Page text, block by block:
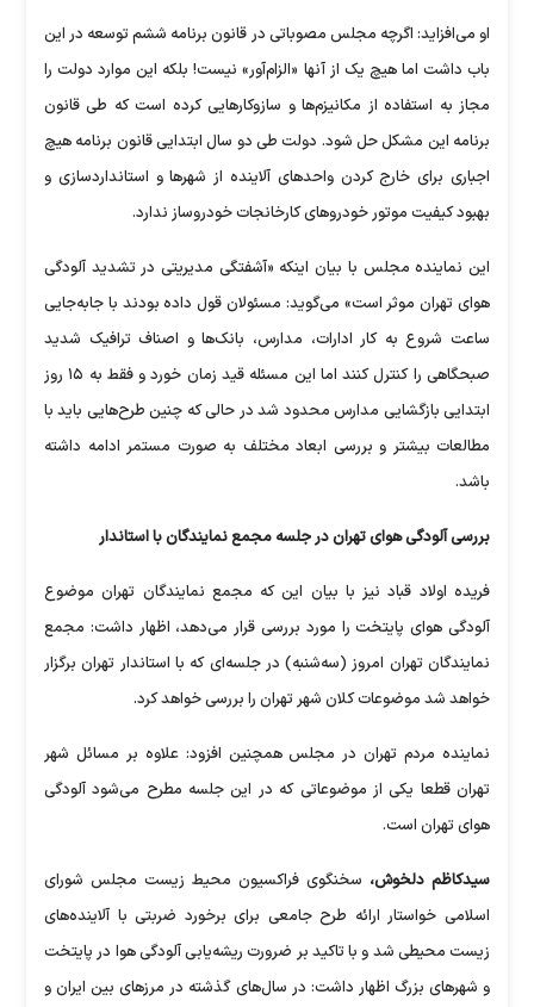
او می‌افزاید: اگرچه مجلس مصوباتی در قانون برنامه ششم توسعه در این
باب داشت اما هیچ یک از آنها «الزام‌آور» نیست! بلکه این موارد دولت را
مجاز به استفاده از مکانیزم‌ها و سازوکارهایی کرده است که طی قانون
برنامه این مشکل حل شود. دولت طی دو سال ابتدایی قانون برنامه هیچ
اجباری برای خارج کردن واحدهای آلاینده از شهرها و استانداردسازی و
بهبود کیفیت موتور خودروهای کارخانجات خودروساز ندارد.
این نماینده مجلس با بیان اینکه «آشفتگی مدیریتی در تشدید آلودگی
هوای تهران موثر است» می‌گوید:‌ مسئولان قول داده بودند با جابه‌جایی
ساعت شروع به کار ادارات، مدارس، بانک‌ها و اصناف ترافیک شدید
صبحگاهی را کنترل کنند اما این مسئله قید زمان خورد و فقط به ۱۵ روز
ابتدایی بازگشایی مدارس محدود شد در حالی که چنین طرح‌هایی باید با
مطالعات بیشتر و بررسی ابعاد مختلف به صورت مستمر ادامه داشته
باشد.
بررسی آلودگی هوای تهران در جلسه مجمع نمایندگان با استاندار
فریده اولاد قباد نیز با بیان این که مجمع نمایندگان تهران موضوع
آلودگی هوای پایتخت را مورد بررسی قرار می‌دهد، اظهار داشت: مجمع
نمایندگان تهران امروز (سه‌شنبه) در جلسه‌ای که با استاندار تهران برگزار
خواهد شد موضوعات کلان شهر تهران را بررسی خواهد کرد.
نماینده مردم تهران در مجلس همچنین افزود: علاوه بر مسائل شهر
تهران قطعا یکی از موضوعاتی که در این جلسه مطرح می‌شود آلودگی
هوای تهران است.
سیدکاظم دلخوش، سخنگوی فراکسیون محیط‌ زیست مجلس شورای
اسلامی خواستار ارائه طرح جامعی برای برخورد ضربتی با آلاینده‌های
زیست محیطی شد و با تاکید بر ضرورت ریشه‌یابی آلودگی هوا در پایتخت
و شهرهای بزرگ اظهار داشت: در سال‌های گذشته در مرزهای بین ایران و